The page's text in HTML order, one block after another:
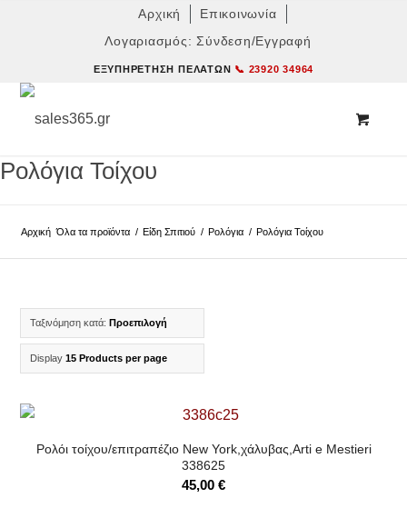
Αρχική
Επικοινωνία
Λογαριασμός: Σύνδεση/Εγγραφή
ΕΞΥΠΗΡΈΤΗΣΗ ΠΕΛΑΤΏΝ 📞 23920 34964
Ρολόγια Τοίχου
Αρχική Όλα τα προϊόντα / Είδη Σπιτιού / Ρολόγια / Ρολόγια Τοίχου
Ταξινόμηση κατά:Προεπιλογή
Display15 Products per page
Ρολόι τοίχου/επιτραπέζιο New York,χάλυβας,Arti e Mestieri
338625
45,00 €